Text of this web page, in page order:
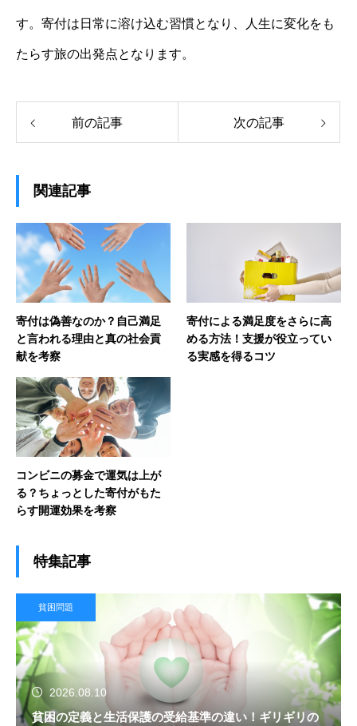
す。寄付は日常に溶け込む習慣となり、人生に変化をも
たらす旅の出発点となります。
前の記事 次の記事
関連記事
寄付は偽善なのか？自己満足
と言われる理由と真の社会貢
献を考察
寄付による満足度をさらに高
める方法！支援が役立ってい
る実感を得るコツ
コンビニの募金で運気は上が
る？ちょっとした寄付がもた
らす開運効果を考察
特集記事
貧困問題
2026.08.10
貧困の定義と生活保護の受給基準の違い！ギリギリの